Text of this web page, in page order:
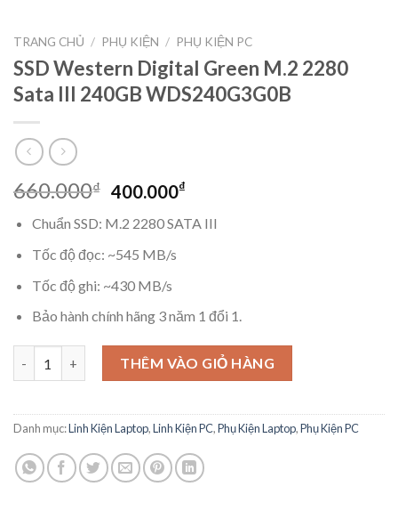
TRANG CHỦ / PHỤ KIỆN / PHỤ KIỆN PC
SSD Western Digital Green M.2 2280
Sata III 240GB WDS240G3G0B
660.000₫ Original
was:
660.000₫.
400.000₫
is:
Chuẩn SSD: M.2 2280 SATA III
Tốc độ đọc: ~545 MB/s
Tốc độ ghi: ~430 MB/s
Bảo hành chính hãng 3 năm 1 đổi 1.
SSD Western Digital Green M.2 2280 Sata III 240GB
THÊM VÀO GIỎ HÀNG
Danh mục:Linh Kiện Laptop,Linh Kiện PC,Phụ Kiện Laptop,Phụ Kiện PC